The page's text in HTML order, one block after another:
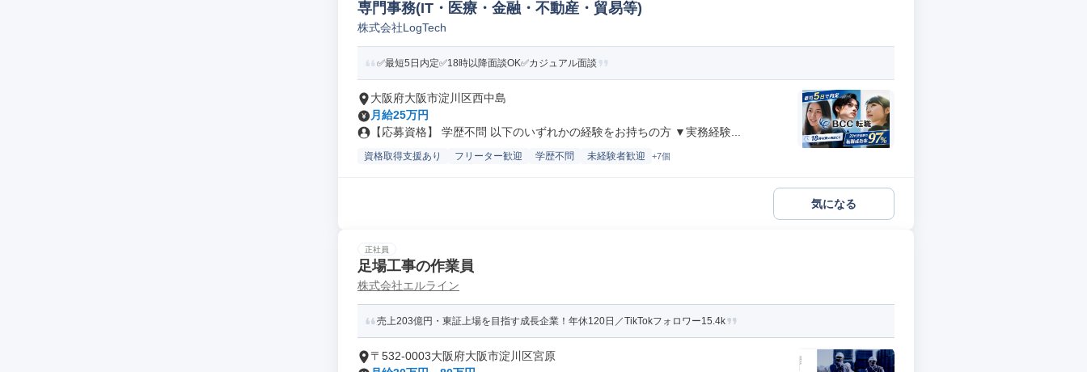
専門事務(IT・医療・金融・不動産・貿易等)
株式会社LogTech
✅最短5日内定✅18時以降面談OK✅カジュアル面談
大阪府大阪市淀川区西中島
月給25万円
【応募資格】 学歴不問 以下のいずれかの経験をお持ちの方 ▼実務経験...
資格取得支援あり フリーター歓迎 学歴不問 未経験者歓迎 +7個
気になる
正社員
足場工事の作業員
株式会社エルライン
売上203億円・東証上場を目指す成長企業！年休120日／TikTokフォロワー15.4k
〒532-0003大阪府大阪市淀川区宮原